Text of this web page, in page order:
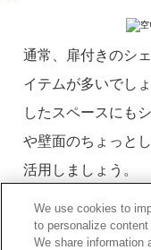
通常、扉付きのシ
イテムが多いでし
したスペースにも
や壁面のちょっと
活用しましょう。
詳細をみる
We use cookies to
to personalize
We share information